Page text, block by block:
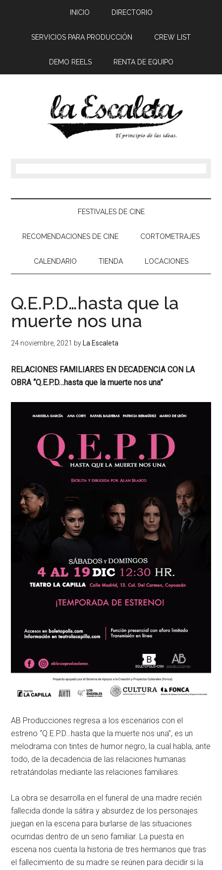
INICIO DIRECTORIO
SERVICIOS PARA PRODUCCIÓN CREW LIST
DEMO REELS RENTA DE EQUIPO
FESTIVALES DE CINE
RECOMENDACIONES DE CINE CORTOMETRAJES
CALENDARIO TIENDA LOCACIONES
Q.E.P.D…hasta que la
muerte nos una
24 noviembre, 2021 by La Escaleta
RELACIONES FAMILIARES EN DECADENCIA CON LA
OBRA “Q.E.P.D…hasta que la muerte nos una”
AB Producciones regresa a los escenarios con el
estreno “Q.E.P.D…hasta que la muerte nos una”, es un
melodrama con tintes de humor negro, la cual habla, ante
todo, de la decadencia de las relaciones humanas
retratándolas mediante las relaciones familiares.
La obra se desarrolla en el funeral de una madre recién
fallecida donde la sátira y absurdez de los personajes
juegan en la escena para burlarse de las situaciones
ocurridas dentro de un seno familiar. La puesta en
escena nos cuenta la historia de tres hermanos que tras
el fallecimiento de su madre se reúnen para decidir si la